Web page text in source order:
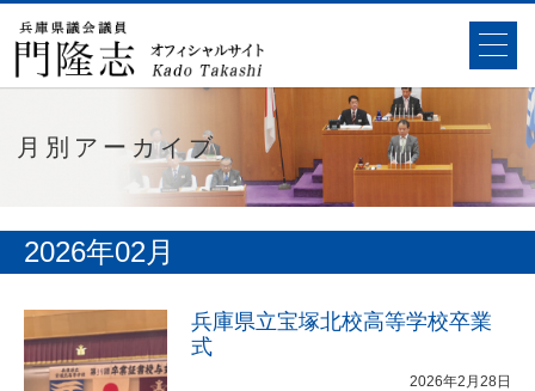
月別アーカイブ
2026年02月
兵庫県立宝塚北校高等学校卒業
式
2026年2月28日